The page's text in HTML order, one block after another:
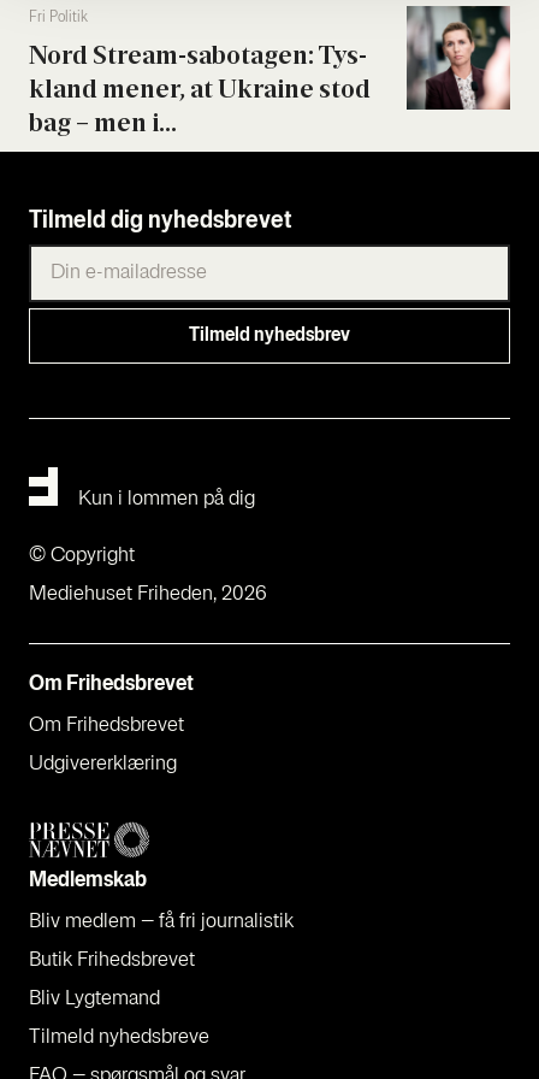
Fri Poli­tik
Nord Stream-sabo­ta­gen: Tys­
kland mener, at Ukrai­ne stod
bag – men i...
Tilmeld dig nyhedsbrevet
Om Fri­heds­bre­vet
Om Fri­heds­bre­vet
Udgi­ve­rer­klæ­ring
Med­lem­skab
Bliv med­lem – få fri jour­na­li­stik
Butik Fri­heds­bre­vet
Bliv Lyg­te­mand
Til­meld nyheds­bre­ve
Kun i lommen på dig
Mediehuset Friheden, 2026
© Copyright